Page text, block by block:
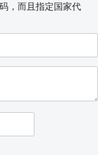
，而且指定国家代